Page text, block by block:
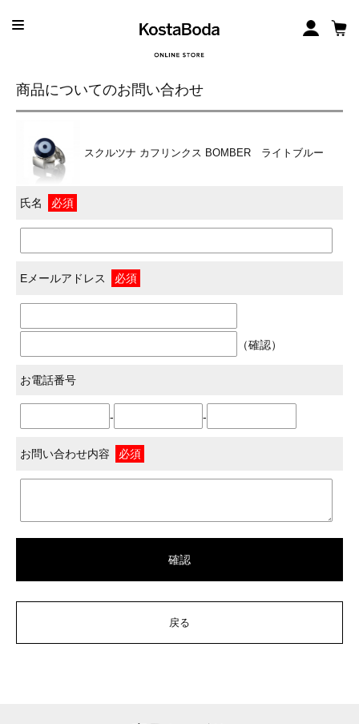
商品についてのお問い合わせ
スクルツナ カフリンクス BOMBER ライトブルー
氏名 必須
Eメールアドレス 必須
（確認）
お電話番号
- -
お問い合わせ内容 必須